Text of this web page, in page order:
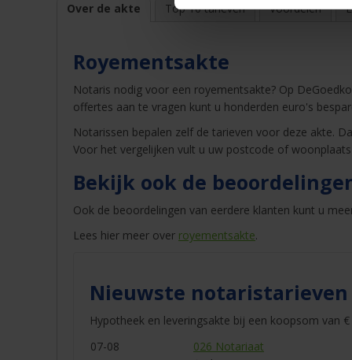
Over de akte
Royementsakte
Notaris nodig voor een royementsakte? Op
offertes aan te vragen kunt u honderden euro's
Notarissen bepalen zelf de tarieven voor deze akte.
Voor het vergelijken vult u uw postcode of
Bekijk ook de
Ook de beoordelingen van eerdere klanten kunt u
Lees hier meer over royementsakte.
Nieuwste notaristarieven
Hypotheek en leveringsakte bij een koopsom van
07-08
026 Notariaat
Top 10 tarieven Voordelen